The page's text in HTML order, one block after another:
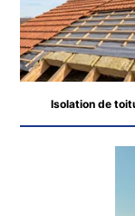
Isolation de